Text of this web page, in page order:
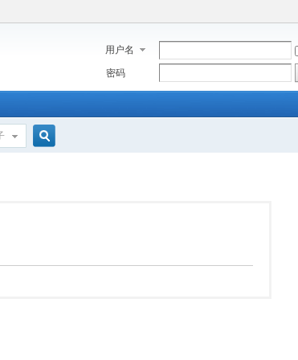
用户名
密码